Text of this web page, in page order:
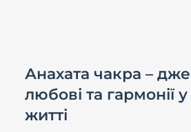
Анахата чакра –
любові та гармонії
житті